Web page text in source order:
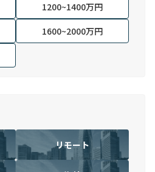
1200~1400万円
1600~2000万円
リモート